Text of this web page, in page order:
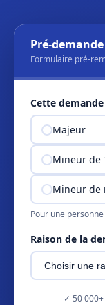
Pré-
Formulaire pré-
Cette
Majeur
Mineur de
Mineur de
Pour une
Raison de la
✓ 50